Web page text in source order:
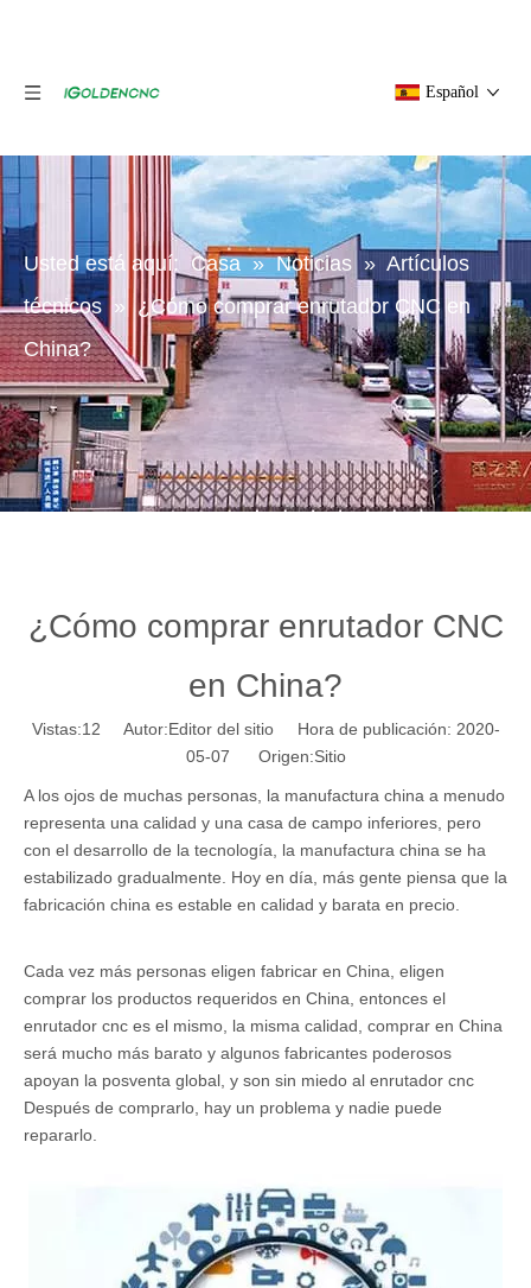
Español
Usted está aquí: Casa » Noticias » Artículos
técnicos » ¿Cómo comprar enrutador CNC en
China?
¿Cómo comprar enrutador CNC
en China?
Vistas:12 Autor:Editor del sitio Hora de publicación: 2020-
05-07 Origen:Sitio
A los ojos de muchas personas, la manufactura china a menudo
representa una calidad y una casa de campo inferiores, pero
con el desarrollo de la tecnología, la manufactura china se ha
estabilizado gradualmente. Hoy en día, más gente piensa que la
fabricación china es estable en calidad y barata en precio.
Cada vez más personas eligen fabricar en China, eligen
comprar los productos requeridos en China, entonces el
enrutador cnc es el mismo, la misma calidad, comprar en China
será mucho más barato y algunos fabricantes poderosos
apoyan la posventa global, y son sin miedo al enrutador cnc
Después de comprarlo, hay un problema y nadie puede
repararlo.